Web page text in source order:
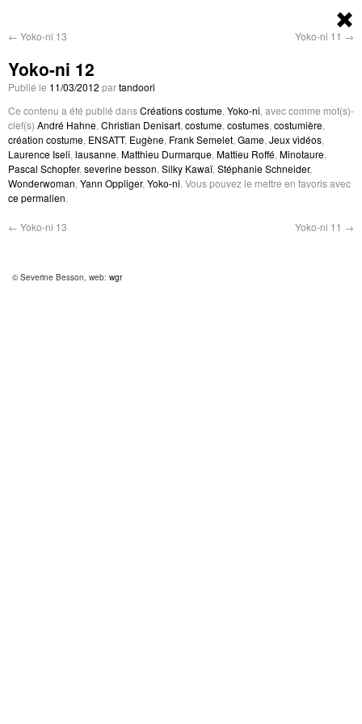
← Yoko-ni 13 Yoko-ni 11 →
Yoko-ni 12
Publié le 11/03/2012 partandoori
Ce contenu a été publié dansCréations costume, Yoko-ni, avec comme mot(s)-
clef(s) André Hahne, Christian Denisart, costume, costumes, costumière,
création costume, ENSATT, Eugène, Frank Semelet, Game, Jeux vidéos,
Laurence Iseli, lausanne, Matthieu Durmarque, Mattieu Roffé, Minotaure,
Pascal Schopfer, severine besson, Silky Kawaï, Stéphanie Schneider,
Wonderwoman, Yann Oppliger, Yoko-ni. Vous pouvez le mettre en favoris avec
ce permalien.
← Yoko-ni 13 Yoko-ni 11 →
© Severine Besson, web: wgr